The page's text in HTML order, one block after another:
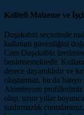
Kaliteli Malzeme ve
Duşakabin seçiminde
kullanım güvenliğini
Cam Duşakabin
benimsemektedir.
derece dayanıklıdır ve
oluşturmaz, bu da banyo
Alüminyum profillerimiz
olup, uzun yıllar
sızdırmazlık